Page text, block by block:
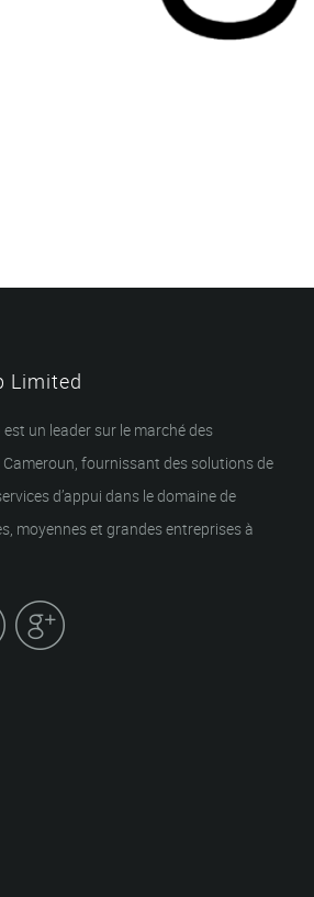
Limited
un leader sur le marché des
fournissant des solutions de
d’appui dans le domaine de
moyennes et grandes entreprises à